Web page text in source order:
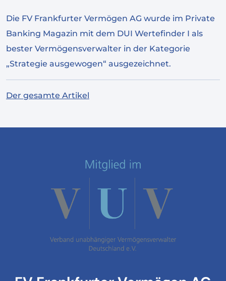
Die FV Frankfurter Vermögen AG wurde im Private
Banking Magazin mit dem DUI Wertefinder I als
bester Vermögensverwalter in der Kategorie
„Strategie ausgewogen“ ausgezeichnet.
Der gesamte Artikel